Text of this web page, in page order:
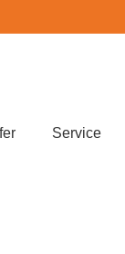
Service